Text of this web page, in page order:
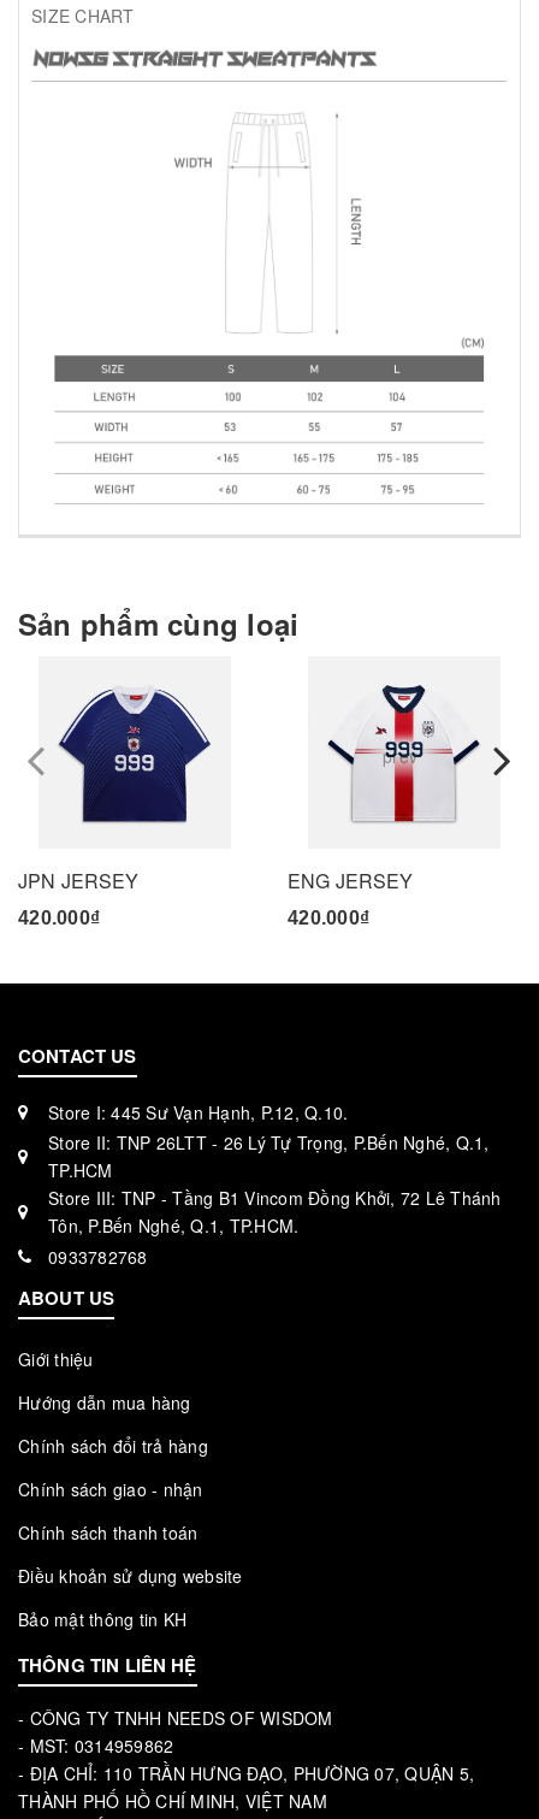
SIZE CHART
Sản phẩm cùng loại
JPN JERSEY
420.000₫
ENG JERSEY
420.000₫
prev
CONTACT US
Store I: 445 Sư Vạn Hạnh, P.12, Q.10.
Store II: TNP 26LTT - 26 Lý Tự Trọng, P.Bến Nghé, Q.1,
TP.HCM
Store III: TNP - Tầng B1 Vincom Đồng Khởi, 72 Lê Thánh
Tôn, P.Bến Nghé, Q.1, TP.HCM.
0933782768
ABOUT US
Giới thiệu
Hướng dẫn mua hàng
Chính sách đổi trả hàng
Chính sách giao - nhận
Chính sách thanh toán
Điều khoản sử dụng website
Bảo mật thông tin KH
THÔNG TIN LIÊN HỆ
- CÔNG TY TNHH NEEDS OF WISDOM
- MST: 0314959862
- ĐỊA CHỈ: 110 TRẦN HƯNG ĐẠO, PHƯỜNG 07, QUẬN 5,
THÀNH PHỐ HỒ CHÍ MINH, VIỆT NAM